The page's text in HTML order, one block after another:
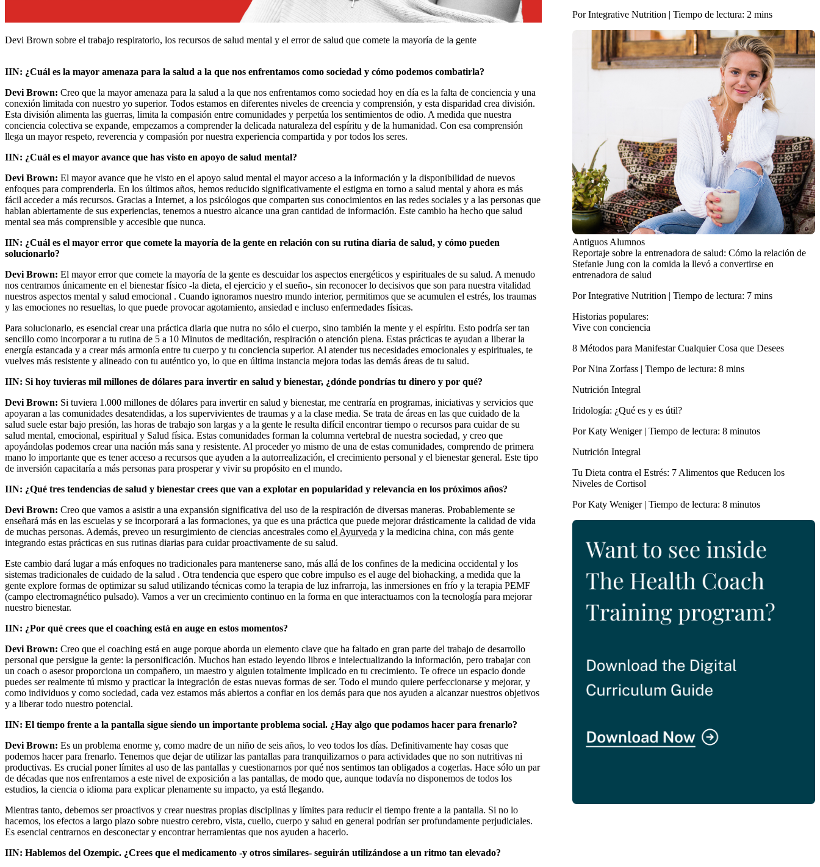
Devi Brown sobre el trabajo respiratorio, los recursos de salud mental y el error de salud que comete la mayoría de la gente
IIN: ¿Cuál es la mayor amenaza para la salud a la que nos enfrentamos como sociedad y cómo podemos combatirla?
Devi Brown: Creo que la mayor amenaza para la salud a la que nos enfrentamos como sociedad hoy en día es la falta de conciencia y una
conexión limitada con nuestro yo superior. Todos estamos en diferentes niveles de creencia y comprensión, y esta disparidad crea división.
Esta división alimenta las guerras, limita la compasión entre comunidades y perpetúa los sentimientos de odio. A medida que nuestra
conciencia colectiva se expande, empezamos a comprender la delicada naturaleza del espíritu y de la humanidad. Con esa comprensión
llega un mayor respeto, reverencia y compasión por nuestra experiencia compartida y por todos los seres.
IIN: ¿Cuál es el mayor avance que has visto en apoyo de salud mental?
Devi Brown: El mayor avance que he visto en el apoyo salud mental el mayor acceso a la información y la disponibilidad de nuevos
enfoques para comprenderla. En los últimos años, hemos reducido significativamente el estigma en torno a salud mental y ahora es más
fácil acceder a más recursos. Gracias a Internet, a los psicólogos que comparten sus conocimientos en las redes sociales y a las personas que
hablan abiertamente de sus experiencias, tenemos a nuestro alcance una gran cantidad de información. Este cambio ha hecho que salud
mental sea más comprensible y accesible que nunca.
IIN: ¿Cuál es el mayor error que comete la mayoría de la gente en relación con su rutina diaria de salud, y cómo pueden
solucionarlo?
Devi Brown: El mayor error que comete la mayoría de la gente es descuidar los aspectos energéticos y espirituales de su salud. A menudo
nos centramos únicamente en el bienestar físico -la dieta, el ejercicio y el sueño-, sin reconocer lo decisivos que son para nuestra vitalidad
nuestros aspectos mental y salud emocional . Cuando ignoramos nuestro mundo interior, permitimos que se acumulen el estrés, los traumas
y las emociones no resueltas, lo que puede provocar agotamiento, ansiedad e incluso enfermedades físicas.
Para solucionarlo, es esencial crear una práctica diaria que nutra no sólo el cuerpo, sino también la mente y el espíritu. Esto podría ser tan
sencillo como incorporar a tu rutina de 5 a 10 Minutos de meditación, respiración o atención plena. Estas prácticas te ayudan a liberar la
energía estancada y a crear más armonía entre tu cuerpo y tu conciencia superior. Al atender tus necesidades emocionales y espirituales, te
vuelves más resistente y alineado con tu auténtico yo, lo que en última instancia mejora todas las demás áreas de tu salud.
IIN: Si hoy tuvieras mil millones de dólares para invertir en salud y bienestar, ¿dónde pondrías tu dinero y por qué?
Devi Brown: Si tuviera 1.000 millones de dólares para invertir en salud y bienestar, me centraría en programas, iniciativas y servicios que
apoyaran a las comunidades desatendidas, a los supervivientes de traumas y a la clase media. Se trata de áreas en las que cuidado de la
salud suele estar bajo presión, las horas de trabajo son largas y a la gente le resulta difícil encontrar tiempo o recursos para cuidar de su
salud mental, emocional, espiritual y Salud física. Estas comunidades forman la columna vertebral de nuestra sociedad, y creo que
apoyándolas podemos crear una nación más sana y resistente. Al proceder yo mismo de una de estas comunidades, comprendo de primera
mano lo importante que es tener acceso a recursos que ayuden a la autorrealización, el crecimiento personal y el bienestar general. Este tipo
de inversión capacitaría a más personas para prosperar y vivir su propósito en el mundo.
IIN: ¿Qué tres tendencias de salud y bienestar crees que van a explotar en popularidad y relevancia en los próximos años?
Devi Brown: Creo que vamos a asistir a una expansión significativa del uso de la respiración de diversas maneras. Probablemente se
enseñará más en las escuelas y se incorporará a las formaciones, ya que es una práctica que puede mejorar drásticamente la calidad de vida
de muchas personas. Además, preveo un resurgimiento de ciencias ancestrales como el Ayurveda y la medicina china, con más gente
integrando estas prácticas en sus rutinas diarias para cuidar proactivamente de su salud.
Este cambio dará lugar a más enfoques no tradicionales para mantenerse sano, más allá de los confines de la medicina occidental y los
sistemas tradicionales de cuidado de la salud . Otra tendencia que espero que cobre impulso es el auge del biohacking, a medida que la
gente explore formas de optimizar su salud utilizando técnicas como la terapia de luz infrarroja, las inmersiones en frío y la terapia PEMF
(campo electromagnético pulsado). Vamos a ver un crecimiento continuo en la forma en que interactuamos con la tecnología para mejorar
nuestro bienestar.
IIN: ¿Por qué crees que el coaching está en auge en estos momentos?
Devi Brown: Creo que el coaching está en auge porque aborda un elemento clave que ha faltado en gran parte del trabajo de desarrollo
personal que persigue la gente: la personificación. Muchos han estado leyendo libros e intelectualizando la información, pero trabajar con
un coach o asesor proporciona un compañero, un maestro y alguien totalmente implicado en tu crecimiento. Te ofrece un espacio donde
puedes ser realmente tú mismo y practicar la integración de estas nuevas formas de ser. Todo el mundo quiere perfeccionarse y mejorar, y
como individuos y como sociedad, cada vez estamos más abiertos a confiar en los demás para que nos ayuden a alcanzar nuestros objetivos
y a liberar todo nuestro potencial.
IIN: El tiempo frente a la pantalla sigue siendo un importante problema social. ¿Hay algo que podamos hacer para frenarlo?
Devi Brown: Es un problema enorme y, como madre de un niño de seis años, lo veo todos los días. Definitivamente hay cosas que
podemos hacer para frenarlo. Tenemos que dejar de utilizar las pantallas para tranquilizarnos o para actividades que no son nutritivas ni
productivas. Es crucial poner límites al uso de las pantallas y cuestionarnos por qué nos sentimos tan obligados a cogerlas. Hace sólo un par
de décadas que nos enfrentamos a este nivel de exposición a las pantallas, de modo que, aunque todavía no disponemos de todos los
estudios, la ciencia o idioma para explicar plenamente su impacto, ya está llegando.
Mientras tanto, debemos ser proactivos y crear nuestras propias disciplinas y límites para reducir el tiempo frente a la pantalla. Si no lo
hacemos, los efectos a largo plazo sobre nuestro cerebro, vista, cuello, cuerpo y salud en general podrían ser profundamente perjudiciales.
Es esencial centrarnos en desconectar y encontrar herramientas que nos ayuden a hacerlo.
IIN: Hablemos del Ozempic. ¿Crees que el medicamento -y otros similares- seguirán utilizándose a un ritmo tan elevado?
Por Integrative Nutrition | Tiempo de lectura: 2 mins
Antiguos Alumnos
Reportaje sobre la entrenadora de salud: Cómo la relación de
Stefanie Jung con la comida la llevó a convertirse en
entrenadora de salud
Por Integrative Nutrition | Tiempo de lectura: 7 mins
Historias populares:
Vive con conciencia
8 Métodos para Manifestar Cualquier Cosa que Desees
Por Nina Zorfass | Tiempo de lectura: 8 mins
Nutrición Integral
Iridología: ¿Qué es y es útil?
Por Katy Weniger | Tiempo de lectura: 8 minutos
Nutrición Integral
Tu Dieta contra el Estrés: 7 Alimentos que Reducen los
Niveles de Cortisol
Por Katy Weniger | Tiempo de lectura: 8 minutos